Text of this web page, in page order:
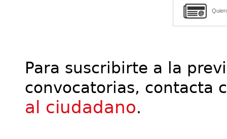
Para suscribirte a la
convocatorias, contacta
al ciudadano.